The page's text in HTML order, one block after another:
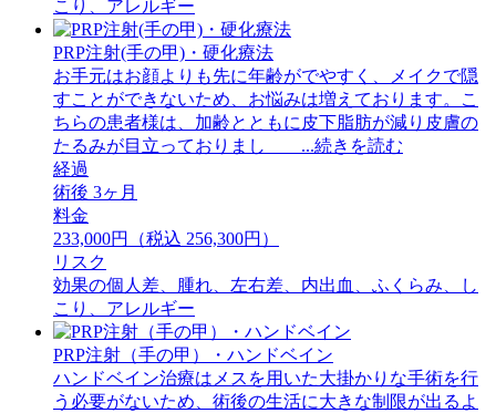
こり、アレルギー
PRP注射(手の甲)・硬化療法
お手元はお顔よりも先に年齢がでやすく、メイクで隠
すことができないため、お悩みは増えております。こ
ちらの患者様は、加齢とともに皮下脂肪が減り皮膚の
たるみが目立っておりまし ...続きを読む
経過
術後 3ヶ月
料金
233,000円（税込 256,300円）
リスク
効果の個人差、腫れ、左右差、内出血、ふくらみ、し
こり、アレルギー
PRP注射（手の甲）・ハンドベイン
ハンドベイン治療はメスを用いた大掛かりな手術を行
う必要がないため、術後の生活に大きな制限が出るよ